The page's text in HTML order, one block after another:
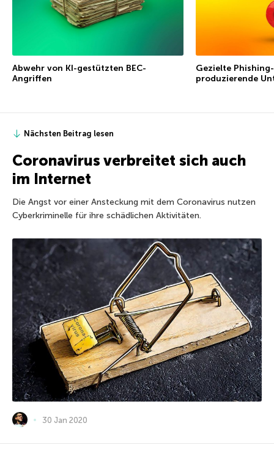
Abwehr von KI-gestützten BEC-
Angriffen
Gezielte
produzierende
Nächsten Beitrag lesen
Coronavirus verbreitet sich auch
im Internet
Die Angst vor einer Ansteckung mit dem Coronavirus nutzen
Cyberkriminelle für ihre schädlichen Aktivitäten.
30 Jan 2020